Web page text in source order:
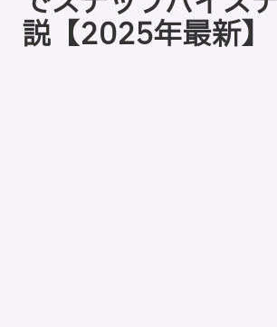
ュ
ー
説【2025年最新】